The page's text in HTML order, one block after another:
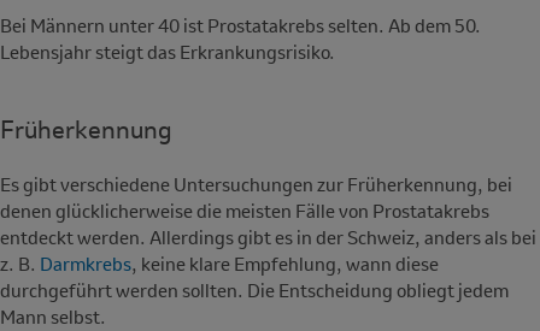
Bei Männern unter 40 ist Prostatakrebs selten. Ab dem 50.
Lebensjahr steigt das Erkrankungsrisiko.
Früherkennung
Es gibt verschiedene Untersuchungen zur Früherkennung, bei
denen glücklicherweise die meisten Fälle von Prostatakrebs
entdeckt werden. Allerdings gibt es in der Schweiz, anders als bei
z. B. Darmkrebs, keine klare Empfehlung, wann diese
durchgeführt werden sollten. Die Entscheidung obliegt jedem
Mann selbst.